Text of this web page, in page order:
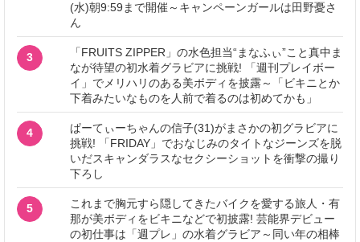
(水)朝9:59まで開催～キャンペーンガールは田野憂さ
ん
3
「FRUITS ZIPPER」の水色担当“まなふぃ”こと真中ま
なが待望の初水着グラビアに挑戦! 「週刊プレイボー
イ」でメリハリのある美ボディを披露～「ビキニとか
下着みたいなものを人前で着るのは初めてかも」
4
ぱーてぃーちゃんの信子(31)がまさかの初グラビアに
挑戦! 「FRIDAY」でおなじみのタイトなジーンズを脱
いだスキャンダラスなセクシーショットを衝撃の撮り
下ろし
5
これまで胸元すら隠してきたバイクを愛する旅人・有
那が美ボディをビキニなどで初披露! 芸能界デビュー
の初仕事は「週プレ」の水着グラビア～同い年の相棒